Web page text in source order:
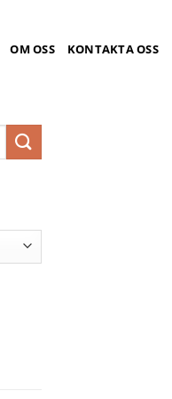
OM OSS KONTAKTA OSS